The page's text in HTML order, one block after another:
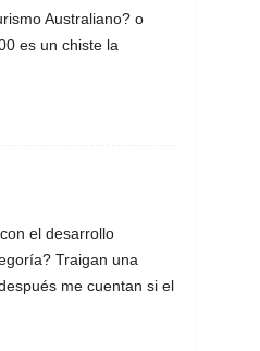
Australiano? o
es un chiste la
el desarrollo
Traigan una
me cuentan si el